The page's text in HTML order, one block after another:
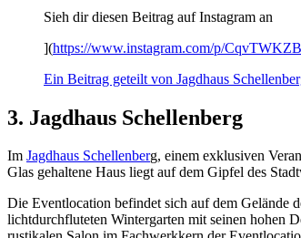
Sieh dir diesen Beitrag auf Instagram an
](https://www.instagram.com/p/
Ein Beitrag geteilt von Jagdhaus
3. Jagdhaus Schellenberg
Im Jagdhaus Schellenberg, einem exklusiven
Glas gehaltene Haus liegt auf dem Gipfel des
Die Eventlocation befindet sich auf dem Gelände
lichtdurchfluteten Wintergarten mit seinen hohen